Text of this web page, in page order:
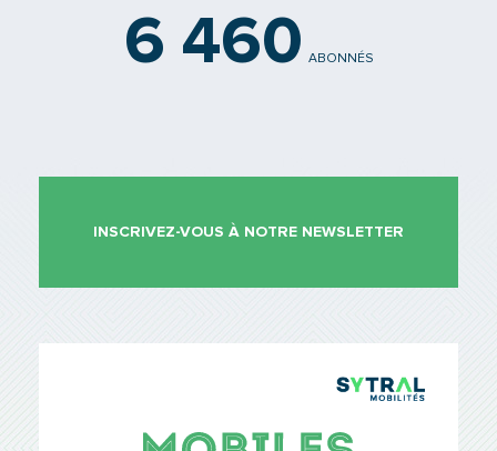
6 460 ABONNÉS
INSCRIVEZ-VOUS À NOTRE NEWSLETTER